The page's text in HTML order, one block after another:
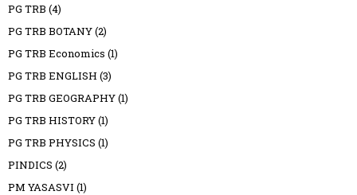
PG TRB (4)
PG TRB BOTANY(2)
PG TRB Economics (1)
PG TRB ENGLISH (3)
PG TRB GEOGRAPHY(1)
PG TRB HISTORY(1)
PG TRB PHYSICS (1)
PINDICS (2)
PM YASASVI (1)